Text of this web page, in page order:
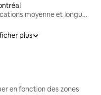
Locations moyenne et longue durée
plus
en fonction des zones